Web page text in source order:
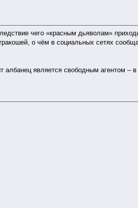
чего «красным дьяволам»
о чём в социальных сетях
является свободным агентом –